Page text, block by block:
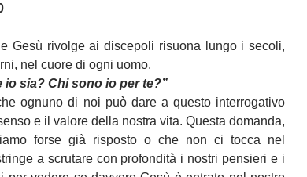
Gesù rivolge ai discepoli risuona lungo i secoli,
nel cuore di ogni uomo.
io sia? Chi sono io per te?”
ognuno di noi può dare a questo interrogativo
e il valore della nostra vita. Questa domanda,
forse già risposto o che non ci tocca nel
a scrutare con profondità i nostri pensieri e i